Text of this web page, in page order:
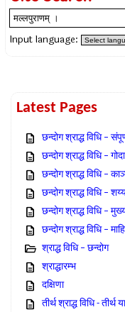
Input language:
Latest Pages
छन्दोग श्राद्ध विधि –
छन्दोग श्राद्ध विधि –
छन्दोग श्राद्ध विधि –
छन्दोग श्राद्ध विधि –
छन्दोग श्राद्ध विधि –
छन्दोग श्राद्ध विधि –
श्राद्ध विधि – छन्दोग
श्राद्धारम्भ
दक्षिणा
तीर्थ श्राद्ध विधि - तीर्थ